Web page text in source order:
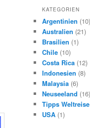
KATEGORIEN
Argentinien (10)
Australien (21)
Brasilien (1)
Chile (10)
Costa Rica (12)
Indonesien (8)
Malaysia (6)
Neuseeland (16)
Tipps Weltreise
USA (1)